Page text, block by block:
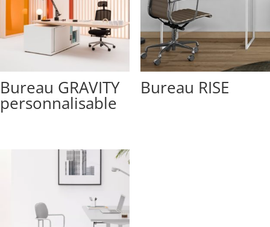
Bureau GRAVITY
personnalisable
Bureau RISE